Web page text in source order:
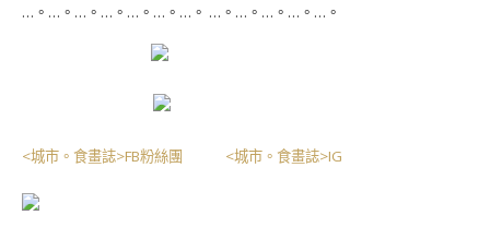
…。…。…。…。…。…。…。 …。…。…。…。…。
<城市。食畫誌>FB粉絲團 <城市。食畫誌>IG